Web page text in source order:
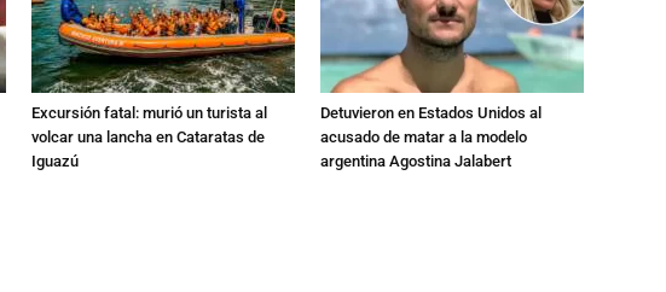
Excursión fatal: murió un turista al
volcar una lancha en Cataratas de
Iguazú
Detuvieron en Estados Unidos al
acusado de matar a la modelo
argentina Agostina Jalabert